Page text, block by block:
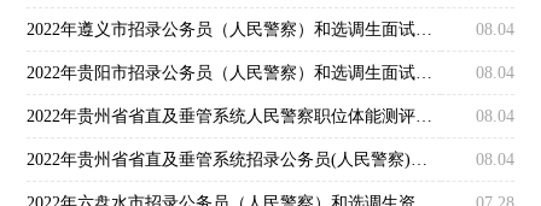
2022年遵义市招录公务员（人民警察）和选调生面试及体能测评公告 08.04
2022年贵阳市招录公务员（人民警察）和选调生面试公告 08.04
2022年贵州省省直及垂管系统人民警察职位体能测评工作公告 08.04
2022年贵州省省直及垂管系统招录公务员(人民警察)面试公告 08.04